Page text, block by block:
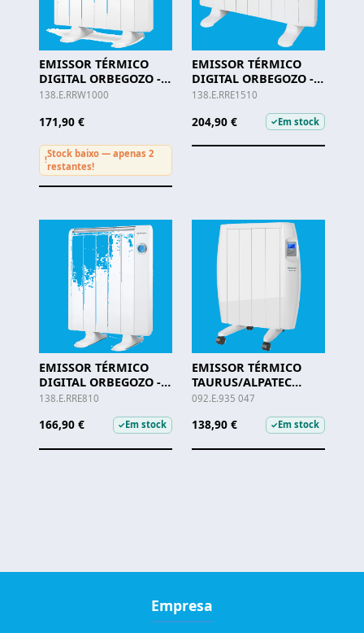
EMISSOR TÉRMICO
DIGITAL ORBEGOZO -
RRW 1000
138.E.RRW1000
171,90 €
!
Stock baixo — apenas 2
restantes!
EMISSOR TÉRMICO
DIGITAL ORBEGOZO -
RRE 1510 A
138.E.RRE1510
204,90 € ✓Em stock
EMISSOR TÉRMICO
DIGITAL ORBEGOZO -
RRE 810 A
138.E.RRE810
166,90 € ✓Em stock
EMISSOR TÉRMICO
TAURUS/ALPATEC
MALBORK 600 -
092.E.935 047
138,90 € ✓Em stock
Empresa